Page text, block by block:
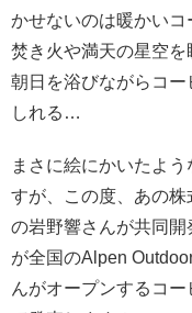
かせないのは暖かいコ
焚き火や満天の星空を
朝日を浴びながらコ
しれる…
まさに絵にかいたよ
すが、この度、あの
の岩野響さんが共同開
が全国のAlpen
んがオープンするコ